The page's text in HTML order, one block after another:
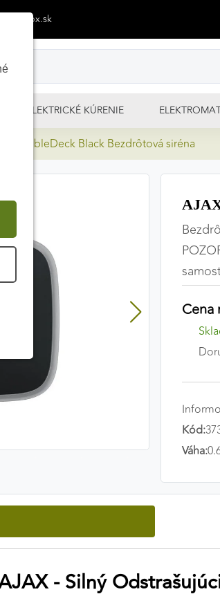
ELEKTRICKÉ KÚRENIE
DoubleDeck Black Bezdrôtová siréna
Cena
Kód:
Váha:
- Silný